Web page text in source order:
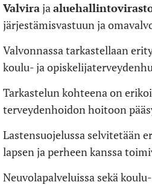
Valviraja
järjestämisvastuun ja
Valvonnassa tarkastellaan
koulu- ja
Tarkastelun kohteena on
terveydenhoidon hoitoon
Lastensuojelussa selvitetään
lapsen ja perheen kanssa
Neuvolapalveluissa sekä